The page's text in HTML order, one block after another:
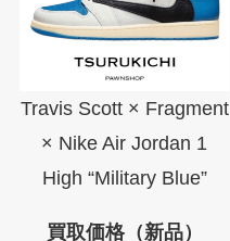
Travis Scott × Fragment
× Nike Air Jordan 1
High “Military Blue”
買取価格（新品）